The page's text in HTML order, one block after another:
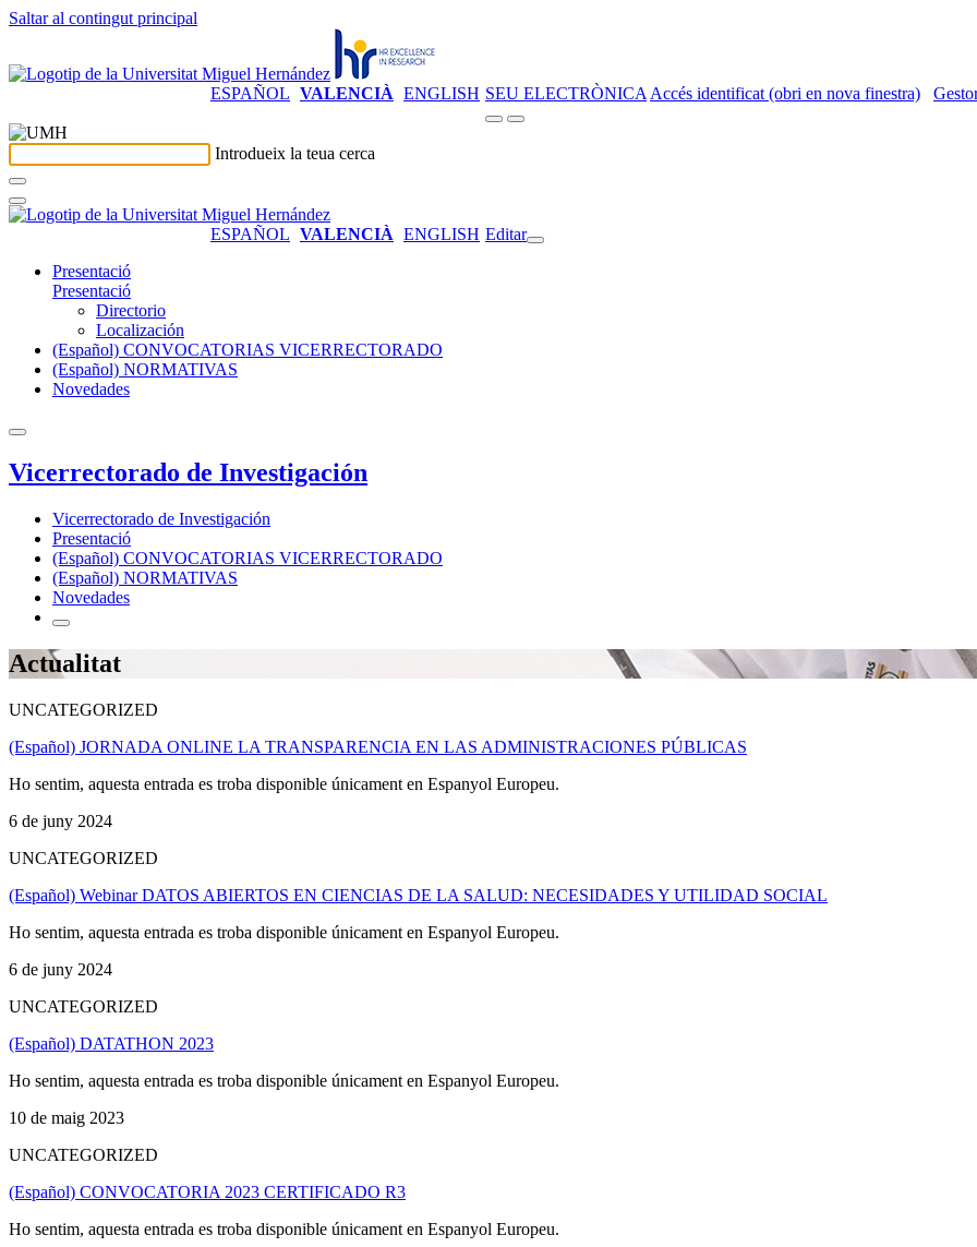
Saltar al contingut principal
ESPAÑOL VALENCIÀ ENGLISH SEU ELECTRÒNICA Accés identificat (obri en nova finestra)
Introdueix la teua cerca
ESPAÑOL VALENCIÀ ENGLISH Editar
Presentació
Presentació
Directorio
Localización
(Español) CONVOCATORIAS VICERRECTORADO
(Español) NORMATIVAS
Novedades
Vicerrectorado de Investigación
Vicerrectorado de Investigación
Presentació
(Español) CONVOCATORIAS VICERRECTORADO
(Español) NORMATIVAS
Novedades
Actualitat
UNCATEGORIZED
(Español) JORNADA ONLINE LA TRANSPARENCIA EN LAS ADMINISTRACIONES PÚBLICAS
Ho sentim, aquesta entrada es troba disponible únicament en Espanyol Europeu.
6 de juny 2024
UNCATEGORIZED
(Español) Webinar DATOS ABIERTOS EN CIENCIAS DE LA SALUD: NECESIDADES Y UTILIDAD SOCIAL
Ho sentim, aquesta entrada es troba disponible únicament en Espanyol Europeu.
6 de juny 2024
UNCATEGORIZED
(Español) DATATHON 2023
Ho sentim, aquesta entrada es troba disponible únicament en Espanyol Europeu.
10 de maig 2023
UNCATEGORIZED
(Español) CONVOCATORIA 2023 CERTIFICADO R3
Ho sentim, aquesta entrada es troba disponible únicament en Espanyol Europeu.